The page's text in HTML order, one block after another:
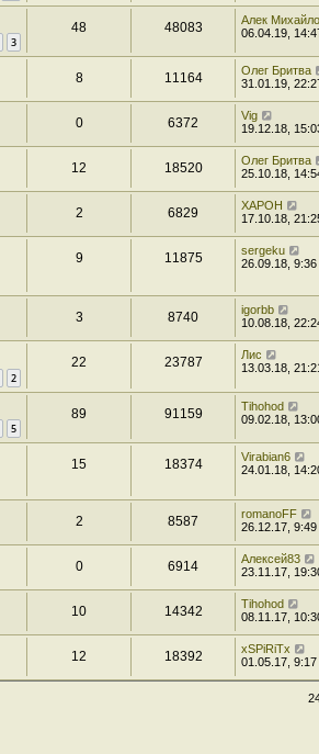
3
48 48083
Алек
06.04.19,
8 11164
Олег Бритва
31.01.19,
0 6372
Vig
19.12.18,
12 18520
Олег Бритва
25.10.18,
2 6829
XAPOH
17.10.18,
9 11875
sergeku
26.09.18, 9:36
3 8740
igorbb
10.08.18,
2
22 23787
Лис
13.03.18,
5
89 91159
Tihohod
09.02.18,
15 18374
Virabian6
24.01.18,
2 8587
romanoFF
26.12.17, 9:49
0 6914
Алексей83
23.11.17,
10 14342
Tihohod
08.11.17,
12 18392
xSPiRiTx
01.05.17, 9:17